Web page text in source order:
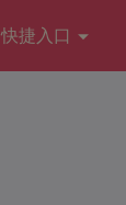
快捷入口